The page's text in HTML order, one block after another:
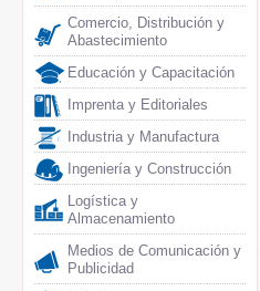
Comercio, Distribución y
Abastecimiento
Educación y Capacitación
Imprenta y Editoriales
Industria y Manufactura
Ingeniería y Construcción
Logística y
Almacenamiento
Medios de Comunicación y
Publicidad